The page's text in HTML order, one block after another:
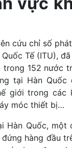
cứu chỉ số
Tế (ITU),
152 nước
tại Hàn Quốc
giới trong các
móc thiết bị…
Hàn Quốc, một
hàng đầu